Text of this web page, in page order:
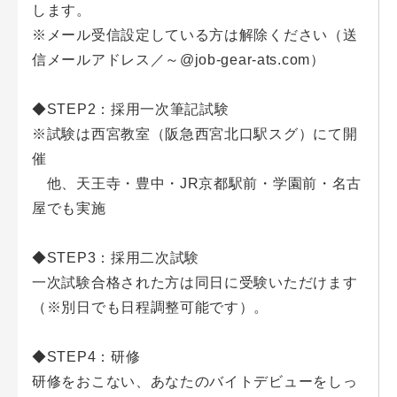
します。
※メール受信設定している方は解除ください（送
信メールアドレス／～@job-gear-ats.com）
◆STEP2：採用一次筆記試験
※試験は西宮教室（阪急西宮北口駅スグ）にて開
催
他、天王寺・豊中・JR京都駅前・学園前・名古
屋でも実施
◆STEP3：採用二次試験
一次試験合格された方は同日に受験いただけます
（※別日でも日程調整可能です）。
◆STEP4：研修
研修をおこない、あなたのバイトデビューをしっ